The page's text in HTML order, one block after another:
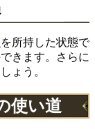
を所持した状態で
きます。さらに
ょう。
使い道